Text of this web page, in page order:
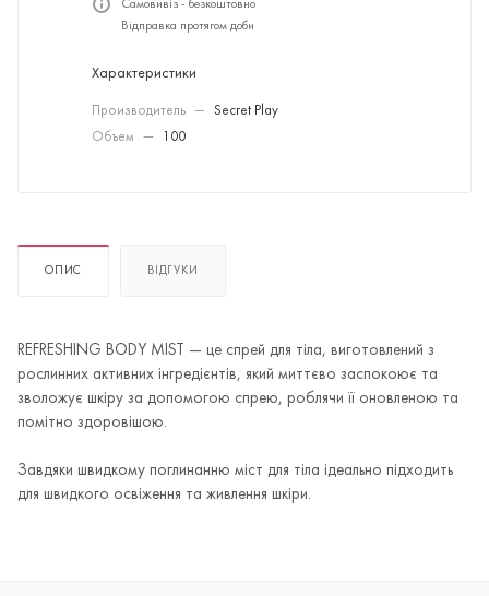
Самовивіз - безкоштовно
Відправка протягом доби
Характеристики
Производитель —
Secret Play
Объем
— 100
ОПИС ВІДГУКИ
REFRESHING BODY MIST — це спрей для тіла, виготовлений з
рослинних активних інгредієнтів, який миттєво заспокоює та
зволожує шкіру за допомогою спрею, роблячи її оновленою та
помітно здоровішою.
Завдяки швидкому поглинанню міст для тіла ідеально підходить
для швидкого освіження та живлення шкіри.